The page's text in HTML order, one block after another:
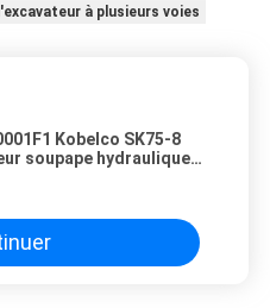
à plusieurs voies
Kobelco SK75-8
soupape hydraulique
de l'excavateur